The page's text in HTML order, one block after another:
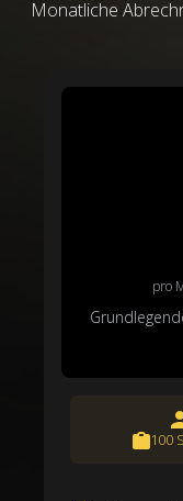
Monatliche
pro
100